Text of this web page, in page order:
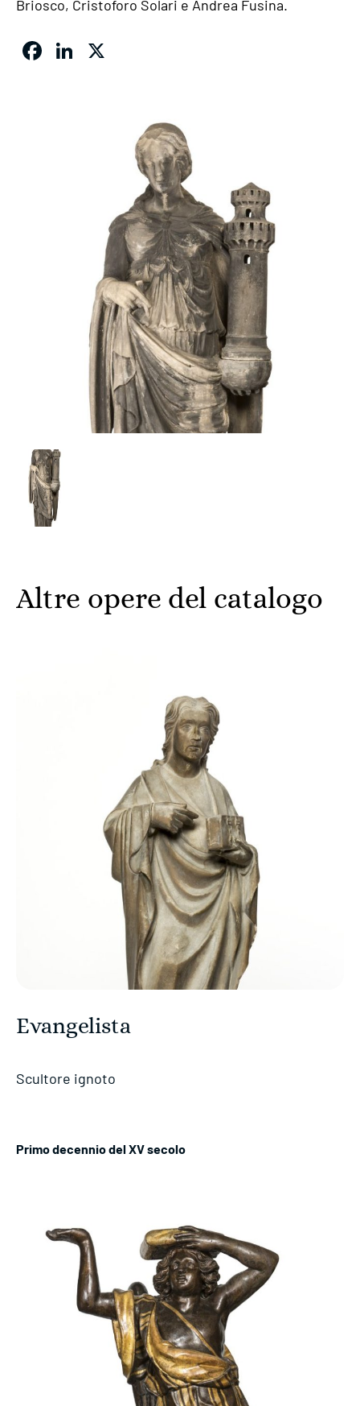
Briosco, Cristoforo Solari e Andrea Fusina.
Facebook
LinkedIn
Altre opere del catalogo
Evangelista
Scultore ignoto
Primo decennio del XV secolo